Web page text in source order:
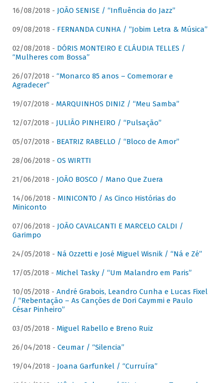
16/08/2018 - JOÃO SENISE / “Influência do Jazz”
09/08/2018 - FERNANDA CUNHA / “Jobim Letra & Música”
02/08/2018 - DÓRIS MONTEIRO E CLÁUDIA TELLES /
“Mulheres com Bossa”
26/07/2018 - “Monarco 85 anos – Comemorar e
Agradecer”
19/07/2018 - MARQUINHOS DINIZ / “Meu Samba”
12/07/2018 - JULIÃO PINHEIRO / “Pulsação”
05/07/2018 - BEATRIZ RABELLO / “Bloco de Amor”
28/06/2018 - OS WIRTTI
21/06/2018 - JOÃO BOSCO / Mano Que Zuera
14/06/2018 - MINICONTO / As Cinco Histórias do
Miniconto
07/06/2018 - JOÃO CAVALCANTI E MARCELO CALDI /
Garimpo
24/05/2018 - Ná Ozzetti e José Miguel Wisnik / “Ná e Zé”
17/05/2018 - Michel Tasky / “Um Malandro em Paris”
10/05/2018 - André Grabois, Leandro Cunha e Lucas Fixel
/ “Rebentação – As Canções de Dori Caymmi e Paulo
César Pinheiro”
03/05/2018 - Miguel Rabello e Breno Ruiz
26/04/2018 - Ceumar / “Silencia”
19/04/2018 - Joana Garfunkel / “Curruíra”